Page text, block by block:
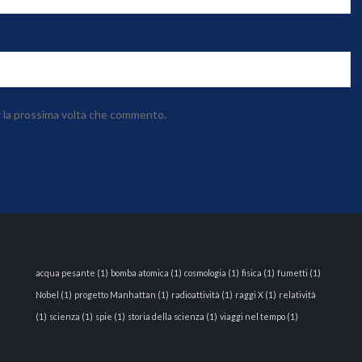
prossima volta che commento.
acqua pesante (1) bomba atomica (1) cosmologia (1) fisica (1) fumetti (1)
Nobel (1) progetto Manhattan (1) radioattività (1) raggi X(1) relatività
(1) scienza (1) spie (1) storia della scienza (1) viaggi nel tempo(1)